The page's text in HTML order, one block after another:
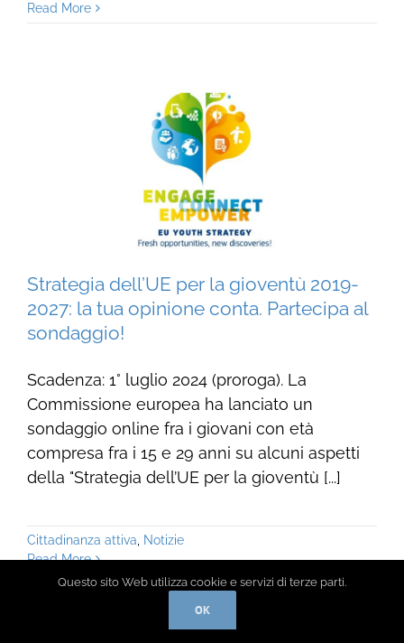
Read More
Strategia dell’UE per la gioventù 2019-
2027: la tua opinione conta. Partecipa al
sondaggio!
Scadenza: 1° luglio 2024 (proroga). La
Commissione europea ha lanciato un
sondaggio online fra i giovani con età
compresa fra i 15 e 29 anni su alcuni aspetti
della "Strategia dell’UE per la gioventù [...]
Cittadinanza attiva
Notizie
Read More
Questo sito Web utilizza cookie e servizi di terze parti.
OK